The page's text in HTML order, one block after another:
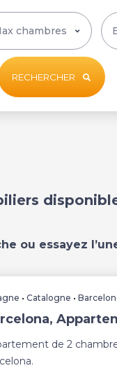
RECHERCHER
ou essayez
•Catalogne •
de 2